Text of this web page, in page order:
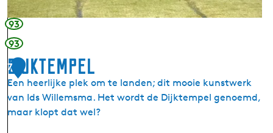
k
s
r
d
e
r
l
e
e
c
93
93
7
Dijktempel
Een heerlijke plek om te landen; dit mooie kunstwerk
van Ids Willemsma. Het wordt de Dijktempel genoemd,
maar klopt dat wel?